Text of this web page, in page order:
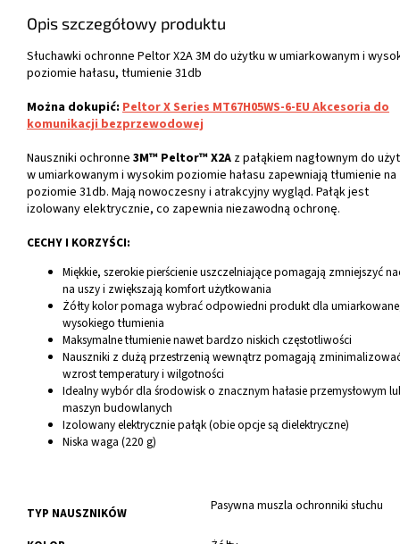
Opis szczegółowy produktu
Słuchawki ochronne Peltor X2A 3M do użytku w umiarkowanym i
poziomie hałasu, tłumienie 31db
Można dokupić: Peltor X Series MT67H05WS-6-EU Akcesoria do
komunikacji bezprzewodowej
Nauszniki ochronne 3M™ Peltor™ X2A z pałąkiem nagłownym do
w umiarkowanym i wysokim poziomie hałasu zapewniają tłumienie na
poziomie 31db. Mają nowoczesny i atrakcyjny wygląd. Pałąk jest
izolowany elektrycznie, co zapewnia niezawodną ochronę.
CECHY I KORZYŚCI:
Miękkie, szerokie pierścienie uszczelniające pomagają zmniejszyć
na uszy i zwiększają komfort użytkowania
Żółty kolor pomaga wybrać odpowiedni produkt dla
wysokiego tłumienia
Maksymalne tłumienie nawet bardzo niskich częstotliwości
Nauszniki z dużą przestrzenią wewnątrz pomagają
wzrost temperatury i wilgotności
Idealny wybór dla środowisk o znacznym hałasie przemysłowym
maszyn budowlanych
Izolowany elektrycznie pałąk (obie opcje są dielektryczne)
Niska waga (220 g)
TYP NAUSZNIKÓW Pasywna muszla ochronniki słuchu